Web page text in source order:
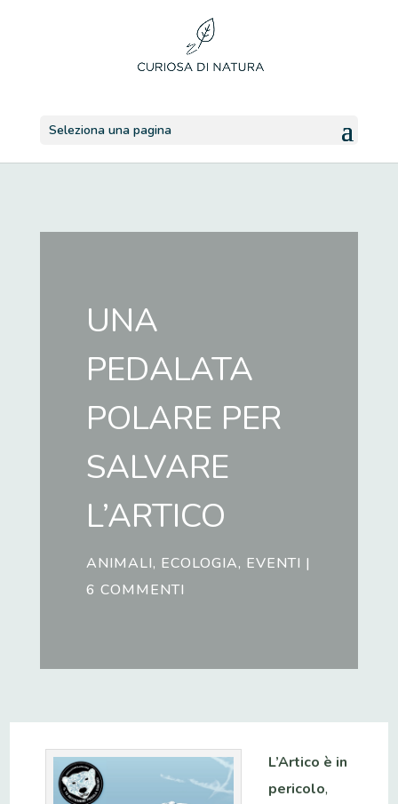
Seleziona una pagina
UNA
PEDALATA
POLARE PER
SALVARE
L’ARTICO
ANIMALI, ECOLOGIA, EVENTI |
6 COMMENTI
L’Artico è in
pericolo,